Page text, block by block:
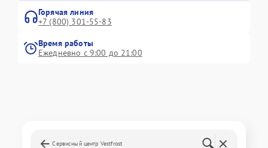
Горячая линия
+7 (800) 301-55-83
Время работы
Ежедневно с 9:00 до 21:00
Сервисный центр Vestfrost